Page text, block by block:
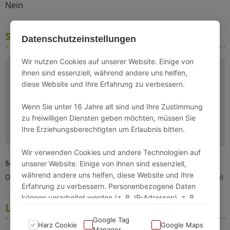
Datenschutzeinstellungen
Wir nutzen Cookies auf unserer Website. Einige von
ihnen sind essenziell, während andere uns helfen,
diese Website und Ihre Erfahrung zu verbessern.
Wenn Sie unter 16 Jahre alt sind und Ihre Zustimmung
zu freiwilligen Diensten geben möchten, müssen Sie
Ihre Erziehungsberechtigten um Erlaubnis bitten.
Wir verwenden Cookies und andere Technologien auf
unserer Website. Einige von ihnen sind essenziell,
während andere uns helfen, diese Website und Ihre
Erfahrung zu verbessern. Personenbezogene Daten
können verarbeitet werden (z. B. IP-Adressen), z. B.
Anzeigen- und Inhaltsmessung.
Harz Cookie
Google Tag
Google Maps
Nein
Schlafmöglichkeiten
Schlafzimmer 1
Doppelbett (180x200cm)
Schlafzimmer 2
2 Einzelbetten (90x200cm)
Lage